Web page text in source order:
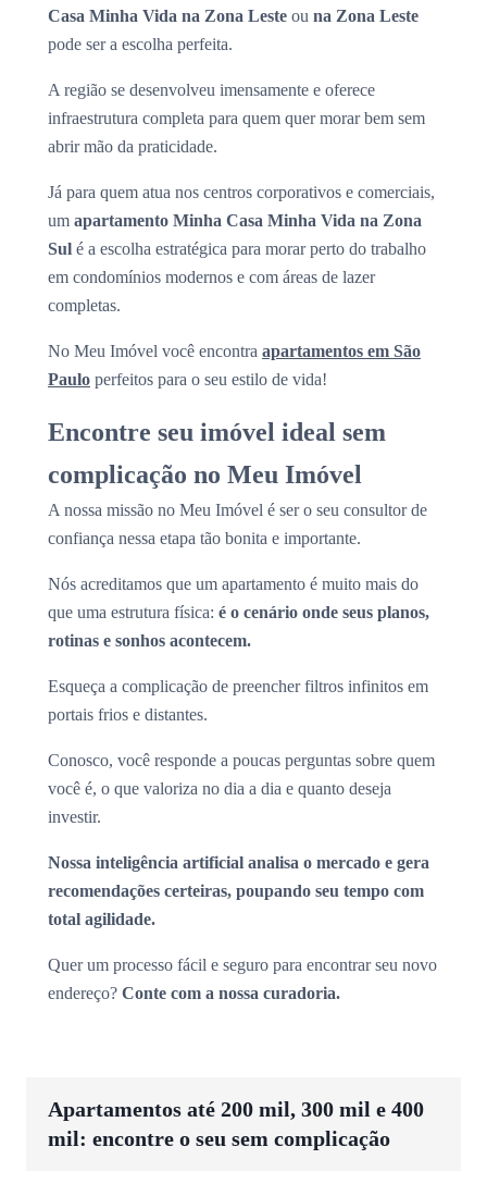
Casa Minha Vida na Zona Leste ou na Zona Leste
pode ser a escolha perfeita.
A região se desenvolveu imensamente e oferece
infraestrutura completa para quem quer morar bem sem
abrir mão da praticidade.
Já para quem atua nos centros corporativos e comerciais,
um apartamento Minha Casa Minha Vida na Zona
Sul é a escolha estratégica para morar perto do trabalho
em condomínios modernos e com áreas de lazer
completas.
No Meu Imóvel você encontra apartamentos em São
Paulo perfeitos para o seu estilo de vida!
Encontre seu imóvel ideal sem
complicação no Meu Imóvel
A nossa missão no Meu Imóvel é ser o seu consultor de
confiança nessa etapa tão bonita e importante.
Nós acreditamos que um apartamento é muito mais do
que uma estrutura física: é o cenário onde seus planos,
rotinas e sonhos acontecem.
Esqueça a complicação de preencher filtros infinitos em
portais frios e distantes.
Conosco, você responde a poucas perguntas sobre quem
você é, o que valoriza no dia a dia e quanto deseja
investir.
Nossa inteligência artificial analisa o mercado e gera
recomendações certeiras, poupando seu tempo com
total agilidade.
Quer um processo fácil e seguro para encontrar seu novo
endereço? Conte com a nossa curadoria.
Apartamentos até 200 mil, 300 mil e 400
mil: encontre o seu sem complicação